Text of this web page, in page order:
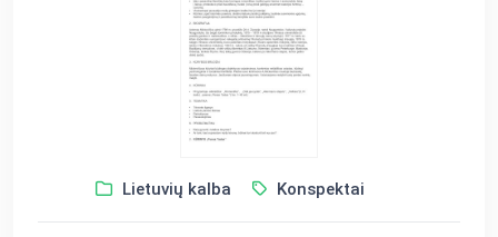
Lietuvių kalba Konspektai